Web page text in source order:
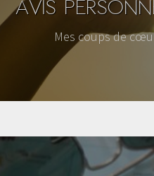
AVIS
Mes coups de